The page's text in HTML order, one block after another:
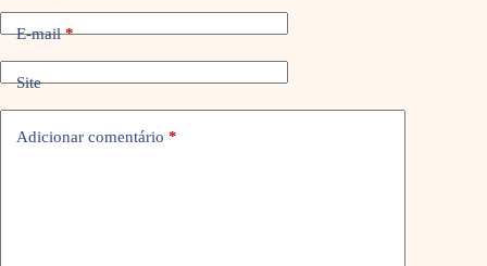
E-mail*
Site
Adicionar comentário *